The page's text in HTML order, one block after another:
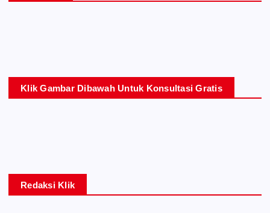
Klik Gambar Dibawah Untuk Konsultasi Gratis
Redaksi Klik